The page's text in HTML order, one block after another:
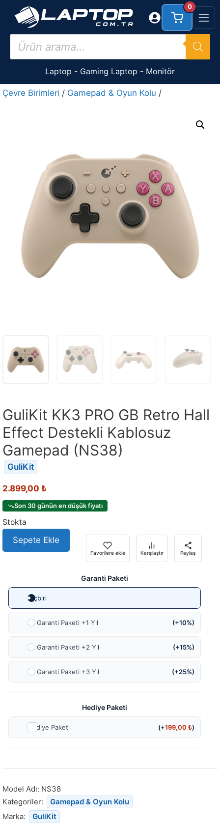
İçeriğe
Products
search
Laptop - Gaming Laptop - Monitör
0
Çevre Birimleri / Gamepad & Oyun Kolu /
GuliKit KK3 PRO GB Retro Hall
Effect Destekli Kablosuz
Gamepad (NS38)
GuliKit
2.899,00 ₺
Son 30 günün en düşük fiyatı
Stokta
Sepete Ekle
Favorilere ekle Karşılaştır Paylaş
Garanti Paketi
Hiçbiri
Ek Garanti Paketi +1 Yıl (+10%)
Ek Garanti Paketi +2 Yıl (+15%)
Ek Garanti Paketi +3 Yıl (+25%)
Hediye Paketi
Hediye Paketi (+199,00₺)
Model Adı: NS38
Kategoriler:
Gamepad & Oyun Kolu
Marka:
GuliKit